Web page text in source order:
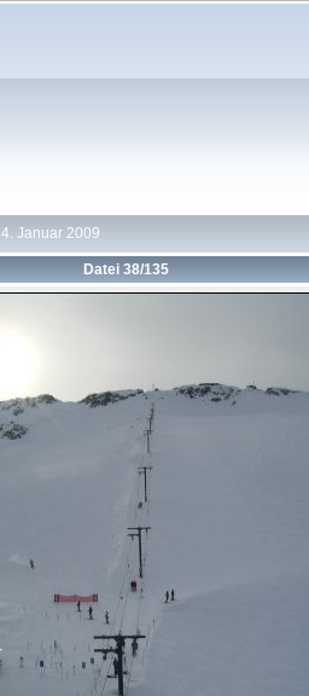
Januar 2009
Datei 38/135